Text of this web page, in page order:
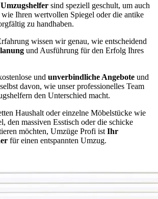
sind speziell geschult, um auch
Ihren wertvollen Spiegel oder die antike
zu handhaben.
wissen wir genau, wie entscheidend
und Ausführung für den Erfolg Ihres
und unverbindliche Angebote und
davon, wie unser professionelles Team
den Unterschied macht.
Haushalt oder einzelne Möbelstücke wie
den massiven Esstisch oder die schicke
möchten, Umzüge Profi ist Ihr
für einen entspannten Umzug.